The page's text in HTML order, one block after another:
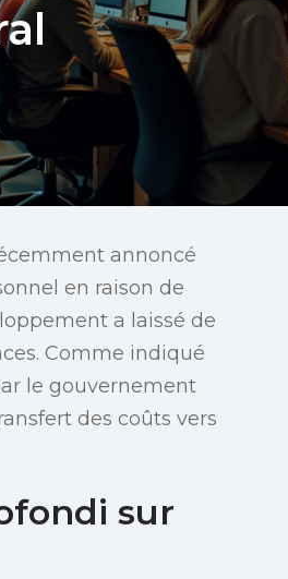
annoncé
en raison de
a laissé de
Comme indiqué
le gouvernement
des coûts vers
sur